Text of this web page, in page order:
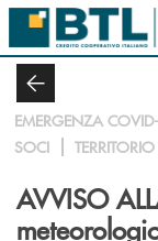
Salta al contenuto
EMERGENZA
SOCI
TERRITORIO
AVVISO